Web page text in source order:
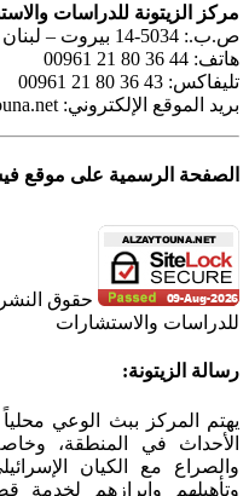
مركز الزيتونة للدراسات
ص.ب.: 5034-14 بيروت – لبنان
هاتف: 44 36 80 21 00961
تليفاكس: 43 36 80 21 00961
بريد الموقع الإلكتروني:
الصفحة الرسمية على موقع
للدراسات والاستشارات
Toggle
Bar
Area
رسالة الزيتونة:
يهتم المركز ببث الوعي
الأحداث في المنطقة،
والصراع مع الكيان
وتأهيلهم وإبرازهم لخدمة